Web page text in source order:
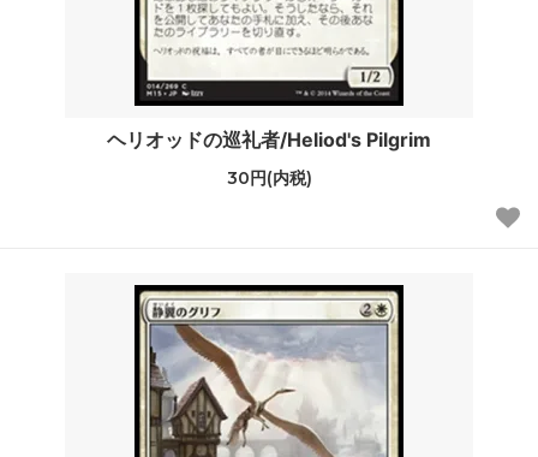
ヘリオッドの巡礼者/Heliod's Pilgrim
30円(内税)